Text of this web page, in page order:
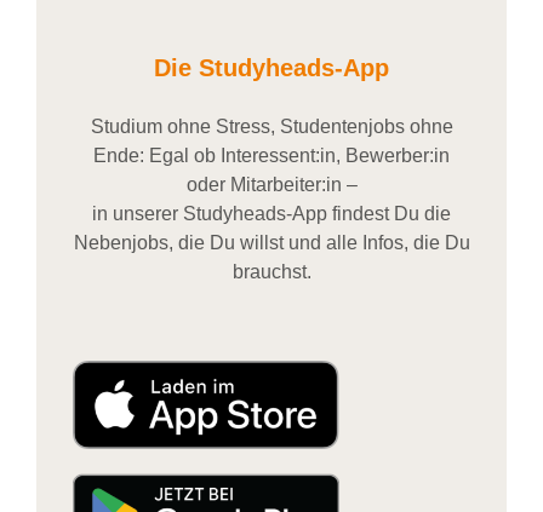
Die Studyheads-App
Studium ohne Stress, Studentenjobs ohne
Ende: Egal ob Interessent:in, Bewerber:in
oder Mitarbeiter:in –
in unserer Studyheads-App findest Du die
Nebenjobs, die Du willst und alle Infos, die Du
brauchst.